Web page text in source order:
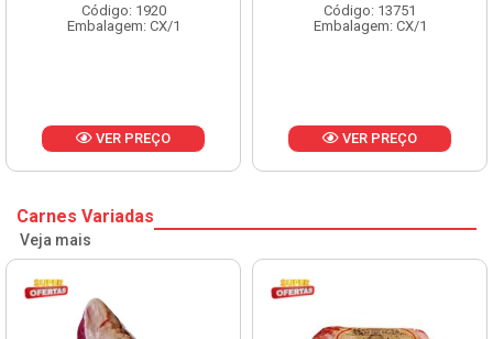
Código: 1920
Embalagem: CX/1
VER PREÇO
Código: 13751
Embalagem: CX/1
VER PREÇO
Carnes Variadas
Veja mais